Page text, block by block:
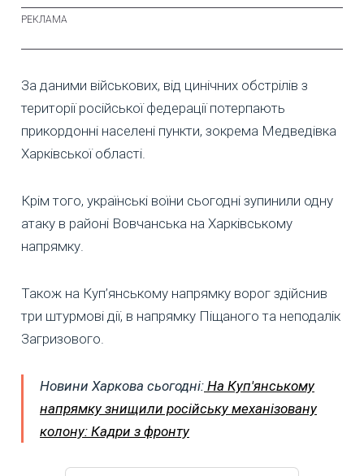
За даними військових, від цинічних обстрілів з
території російської федерації потерпають
прикордонні населені пункти, зокрема Медведівка
Харківської області.
Крім того, українські воїни сьогодні зупинили одну
атаку в районі Вовчанська на Харківському
напрямку.
Також на Куп’янському напрямку ворог здійснив
три штурмові дії, в напрямку Піщаного та неподалік
Загризового.
Новини Харкова сьогодні: На Куп'янському
напрямку знищили російську механізовану
колону: Кадри з фронту